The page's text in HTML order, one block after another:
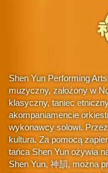
Shen Yun Performing
muzyczny, założony w
klasyczny, taniec
akompaniamencie
wykonawcy solowi.
kultura. Za pomocą
tańca Shen Yun ożywia
Shen Yun, 神韻, można